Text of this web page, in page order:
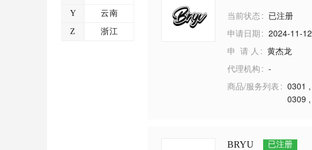
Y 云南
Z 浙江
当前状态 已注册
申请日期
2024-11-12
申 请 人
黄杰龙
代理机构
-
商品/服务列表
0301 ,
0309 ,
BRYU 已注册